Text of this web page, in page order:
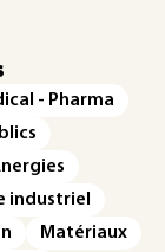
- Pharma
industriel
Matériaux